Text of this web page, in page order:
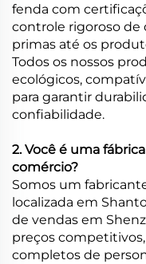
fenda com
controle rigoroso de
primas até os
Todos os nossos
ecológicos,
para garantir
confiabilidade.
2. Você é uma
comércio?
Somos um
localizada em
de vendas em
preços
completos de